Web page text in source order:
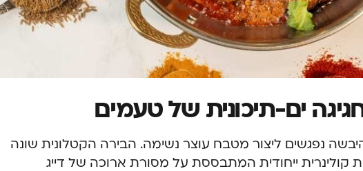
ים-תיכונית של טעמים
נפגשים ליצור מטבח עוצר נשימה. הבירה הקטלונית שונה
ייחודית המתבססת על מסורת ארוכה של דייג